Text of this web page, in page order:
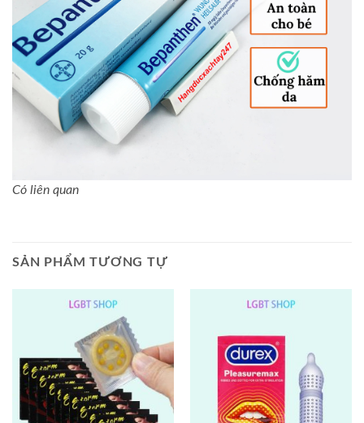
Có liên quan
SẢN PHẨM TƯƠNG TỰ